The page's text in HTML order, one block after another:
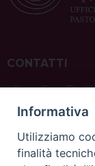
CONTATTI
ufficio: Casa Pio X
via Bonporti, 20 –
tel: +39 351 619 2354
e mail:
Informativa
Utilizziamo
finalità